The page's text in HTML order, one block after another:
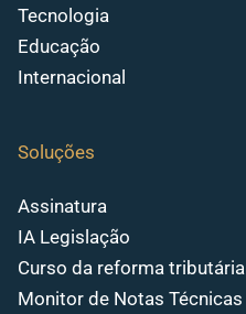
Tecnologia
Educação
Internacional
Soluções
Assinatura
IA Legislação
Curso da reforma tributária
Monitor de Notas Técnicas